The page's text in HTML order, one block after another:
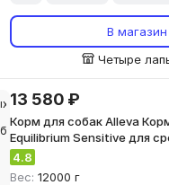
В магазин
Четыре
13 580 ₽
Корм для собак Alleva
Equilibrium Sensitive для
пород, ягненок,океан.рыба
4.8
Вес: 12000 г